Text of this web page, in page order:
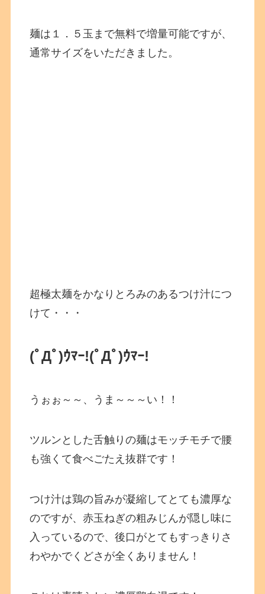
麺は１．５玉まで無料で増量可能ですが、
通常サイズをいただきました。
超極太麺をかなりとろみのあるつけ汁につ
けて・・・
(ﾟДﾟ)ｳﾏｰ!(ﾟДﾟ)ｳﾏｰ!
うぉぉ～～、うま～～～い！！
ツルンとした舌触りの麺はモッチモチで腰
も強くて食べごたえ抜群です！
つけ汁は鶏の旨みが凝縮してとても濃厚な
のですが、赤玉ねぎの粗みじんが隠し味に
入っているので、後口がとてもすっきりさ
わやかでくどさが全くありません！